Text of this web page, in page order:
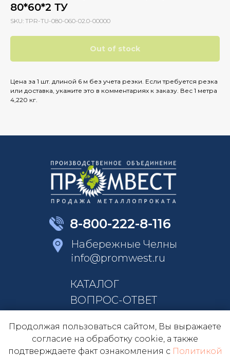
80*60*2 ТУ
SKU: TPR-TU-080-060-02.0-00000
Out of stock
Цена за 1 шт. длиной 6 м без учета резки. Если требуется резка
или доставка, укажите это в комментариях к заказу. Вес 1 метра
4,220 кг.
КАТАЛОГ
ВОПРОС-ОТВЕТ
О КОМПАНИИ
8-800-222-8-116
Набережные Челны
info@promwest.ru
Продолжая пользоваться сайтом, Вы выражаете
согласие на обработку cookie, а также
подтверждаете факт ознакомления с Политикой